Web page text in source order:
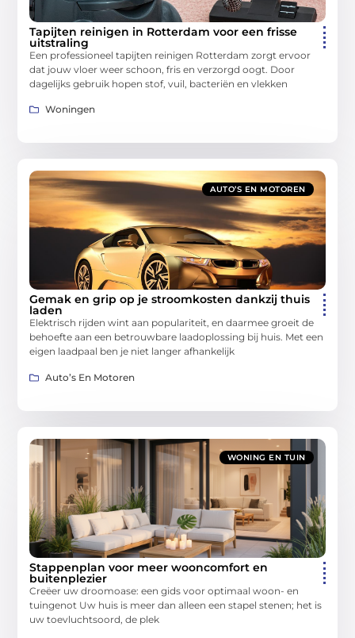
Tapijten reinigen in Rotterdam voor een frisse
uitstraling
Een professioneel tapijten reinigen Rotterdam zorgt ervoor
dat jouw vloer weer schoon, fris en verzorgd oogt. Door
dagelijks gebruik hopen stof, vuil, bacteriën en vlekken
Woningen
AUTO’S EN MOTOREN
Gemak en grip op je stroomkosten dankzij thuis
laden
Elektrisch rijden wint aan populariteit, en daarmee groeit de
behoefte aan een betrouwbare laadoplossing bij huis. Met een
eigen laadpaal ben je niet langer afhankelijk
Auto’s En Motoren
WONING EN TUIN
Stappenplan voor meer wooncomfort en
buitenplezier
Creëer uw droomoase: een gids voor optimaal woon- en
tuingenot Uw huis is meer dan alleen een stapel stenen; het is
uw toevluchtsoord, de plek